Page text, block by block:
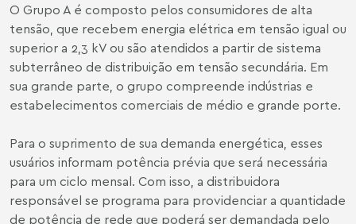
O Grupo A é composto pelos consumidores de alta
tensão, que recebem energia elétrica em tensão igual ou
superior a 2,3 kV ou são atendidos a partir de sistema
subterrâneo de distribuição em tensão secundária. Em
sua grande parte, o grupo compreende indústrias e
estabelecimentos comerciais de médio e grande porte.
Para o suprimento de sua demanda energética, esses
usuários informam potência prévia que será necessária
para um ciclo mensal. Com isso, a distribuidora
responsável se programa para providenciar a quantidade
de potência de rede que poderá ser demandada pelo